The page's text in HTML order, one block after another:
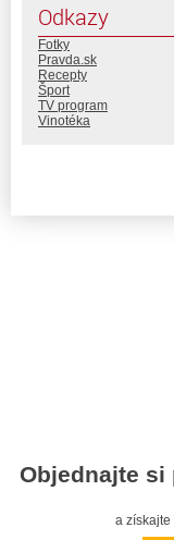
Odkazy
Fotky
Pravda.sk
Recepty
Šport
TV program
Vinotéka
Objednajte si
a získajte